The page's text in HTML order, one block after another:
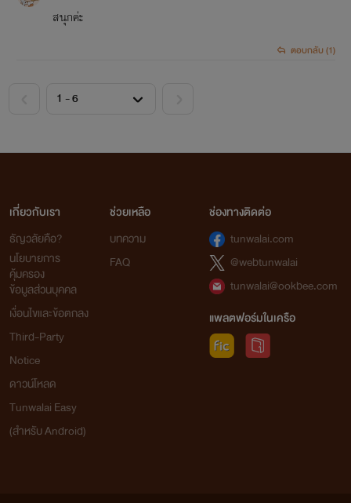
สนุกค่ะ
ตอบกลับ (1)
เกี่ยวกับเรา
ธัญวลัยคือ?
นโยบายการ
คุ้มครอง
ข้อมูลส่วนบุคคล
เงื่อนไขและข้อตกลง
Third-Party
Notice
ดาวน์โหลด
Tunwalai Easy
(สำหรับ Android)
ช่วยเหลือ
บทความ
FAQ
ช่องทางติดต่อ
tunwalai.com
@webtunwalai
tunwalai@ookbee.com
แพลตฟอร์มในเครือ